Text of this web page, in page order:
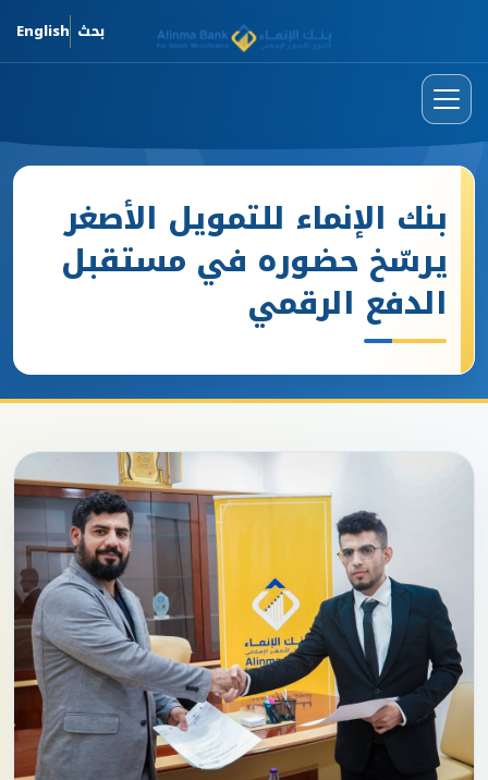
تخطي إلى المحتوى الرئيسي
بحث English
بنك الإنماء للتمويل الأصغر
يرسّخ حضوره في مستقبل
الدفع الرقمي